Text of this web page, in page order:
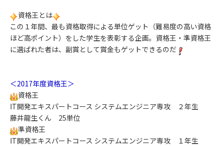
資格王とは
この１年間、最も資格取得による単位ゲット（難易度の高い資格
ほど高ポイント）をした学生を表彰する企画。資格王・準資格王
に選ばれた者は、副賞として賞金もゲットできるのだ
＜2017年度資格王＞
資格王
IT開発エキスパートコース システムエンジニア専攻 ２年生
藤井龍生くん 25単位
準資格王
IT開発エキスパートコース システムエンジニア専攻 １年生